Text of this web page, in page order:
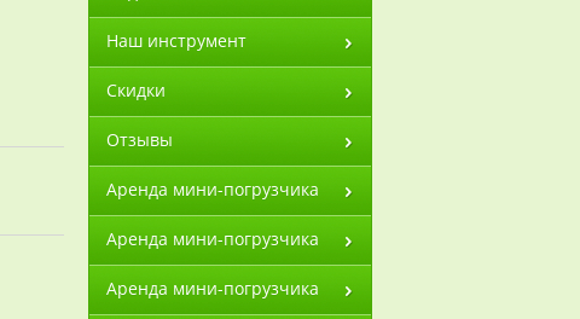
Наш инструмент
Скидки
Отзывы
Аренда мини-погрузчика
Аренда мини-погрузчика
Аренда мини-погрузчика